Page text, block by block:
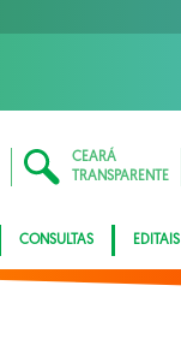
CEARÁ
TRANSPARENTE
CONSULTAS EDITAIS